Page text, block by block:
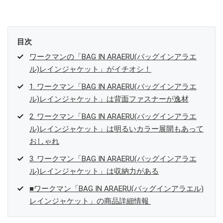
目次
ワークマンの「BAG IN ARAERU(バッグインアラエ
ル)レインジャケット」がイチオシ！
1. ワークマン「BAG IN ARAERU(バッグインアラエ
ル)レインジャケット」は背面ファスナーが逸材
2. ワークマン「BAG IN ARAERU(バッグインアラエ
ル)レインジャケット」は明るいカラー展開もあって
おしゃれ
3. ワークマン「BAG IN ARAERU(バッグインアラエ
ル)レインジャケット」は収納力がある
■ワークマン「BAG IN ARAERU(バッグインアラエル)
レインジャケット」の商品詳細情報